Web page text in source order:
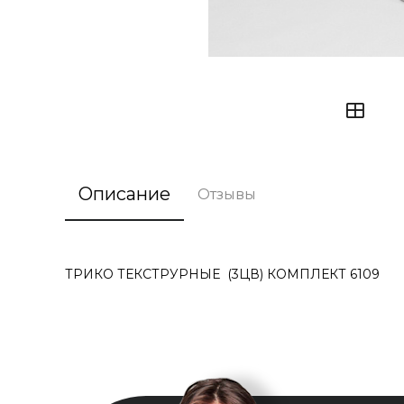
Описание Отзывы
ТРИКО ТЕКСТРУРНЫЕ (3ЦВ) КОМПЛЕКТ 6109